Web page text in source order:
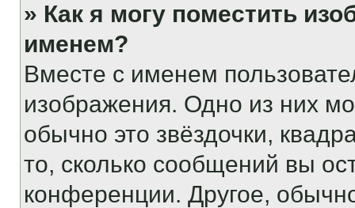
» Как я могу поместить
именем?
Вместе с именем
изображения. Одно из них
обычно это звёздочки,
то, сколько сообщений вы
конференции. Другое,